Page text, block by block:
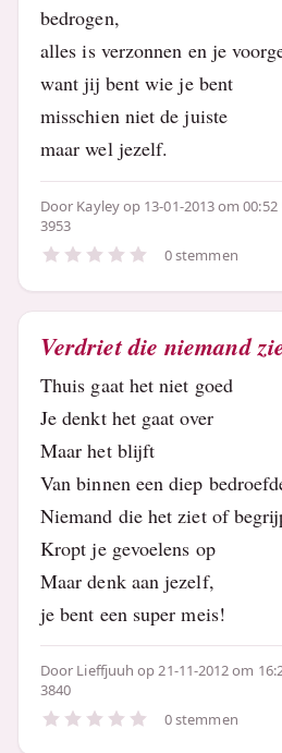
bedrogen,
alles is verzonnen en je
want jij bent wie je bent
misschien niet de juiste
maar wel jezelf.
Door Kayleyop 13-01-2013 om 00:52
3953
0 stemmen
Verdriet die niemand
Thuis gaat het niet goed
Je denkt het gaat over
Maar het blijft
Van binnen een diep
Niemand die het ziet of
Kropt je gevoelens op
Maar denk aan jezelf,
je bent een super meis!
Door Lieffjuuh op 21-11-2012 om
3840
0 stemmen